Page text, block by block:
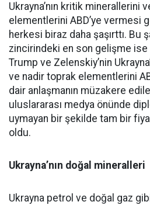
Ukrayna’nın kritik minerallerini
elementlerini ABD’ye vermesi
herkesi biraz daha şaşırttı. Bu
zincirindeki en son gelişme ise
Trump ve Zelenskiy’nin
ve nadir toprak elementlerini
dair anlaşmanın müzakere
uluslararası medya önünde
uymayan bir şekilde tam bir
oldu.
Ukrayna’nın doğal mineralleri
Ukrayna petrol ve doğal gaz